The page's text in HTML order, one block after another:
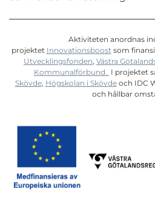
Aktiviteten anordnas
projektet Innovationsboost som
Utvecklingsfonden, Västra
Kommunalförbund.
I projektet
Skövde, Högskolan i Skövdeoch IDC
och hållbar